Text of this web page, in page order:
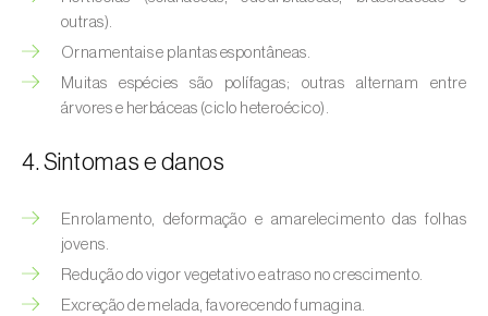
Alfinetes (Agriotes spp.)
Aranhiço-vermelho ( Tetranychus urticae
funebrana)
Bichado-da-castanha-do-cedo (Pammene
outras).
Ornamentais e plantas espontâneas.
Muitas espécies são polífagas; outras alternam entre
árvores e herbáceas (ciclo heteroécico).
4. Sintomas e danos
Enrolamento, deformação e amarelecimento das folhas
jovens.
Redução do vigor vegetativo e atraso no crescimento.
Excreção de melada, favorecendo fumagina.